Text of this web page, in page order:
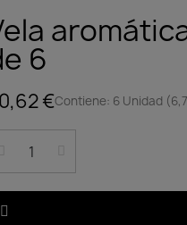
6
€Contiene: 6 Unidad